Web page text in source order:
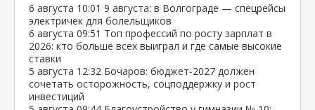
6 августа 10:01 9 августа: в Волгограде — спецрейсы
электричек для болельщиков
6 августа 09:51 Топ профессий по росту зарплат в
2026: кто больше всех выиграл и где самые высокие
ставки
5 августа 12:32 Бочаров: бюджет‑2027 должен
сочетать осторожность, соцподдержку и рост
инвестиций